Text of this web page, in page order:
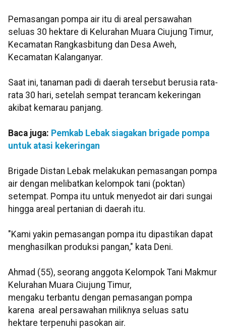
Pemasangan pompa air itu di areal persawahan
seluas 30 hektare di Kelurahan Muara Ciujung Timur,
Kecamatan Rangkasbitung dan Desa Aweh,
Kecamatan Kalanganyar.
Saat ini, tanaman padi di daerah tersebut berusia rata-
rata 30 hari, setelah sempat terancam kekeringan
akibat kemarau panjang.
Baca juga: Pemkab Lebak siagakan brigade pompa
untuk atasi kekeringan
Brigade Distan Lebak melakukan pemasangan pompa
air dengan melibatkan kelompok tani (poktan)
setempat. Pompa itu untuk menyedot air dari sungai
hingga areal pertanian di daerah itu.
"Kami yakin pemasangan pompa itu dipastikan dapat
menghasilkan produksi pangan," kata Deni.
Ahmad (55), seorang anggota Kelompok Tani Makmur
Kelurahan Muara Ciujung Timur,
mengaku terbantu dengan pemasangan pompa
karena areal persawahan miliknya seluas satu
hektare terpenuhi pasokan air.